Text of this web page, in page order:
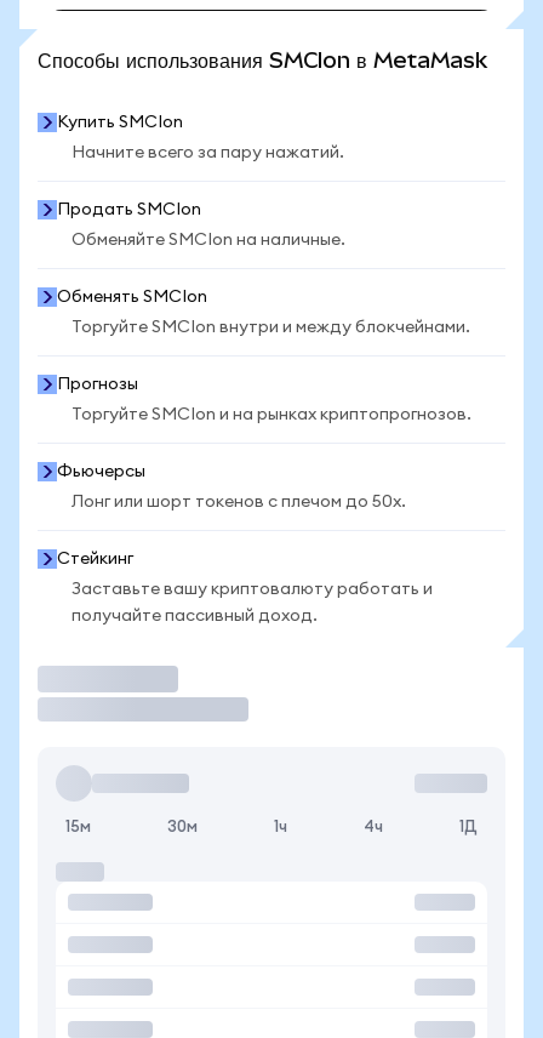
Способы использования SMCIon в MetaMask
Купить SMCIon
Начните всего за пару нажатий.
Продать SMCIon
Обменяйте SMCIon на наличные.
Обменять SMCIon
Торгуйте SMCIon внутри и между блокчейнами.
Прогнозы
Торгуйте SMCIon и на рынках криптопрогнозов.
Фьючерсы
Лонг или шорт токенов с плечом до 50x.
Стейкинг
Заставьте вашу криптовалюту работать и
получайте пассивный доход.
15м 30м 1ч 4ч 1Д